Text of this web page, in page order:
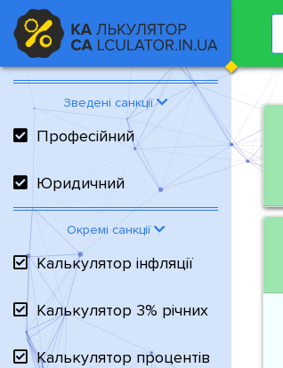
Зведені санкції
Професійний
Юридичний
Окремі санкції
Калькулятор інфляції
Калькулятор 3% річних
Калькулятор процентів